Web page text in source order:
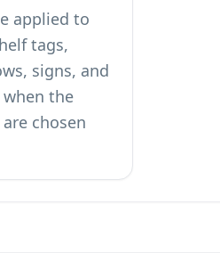
applied to
tags,
signs, and
the
chosen